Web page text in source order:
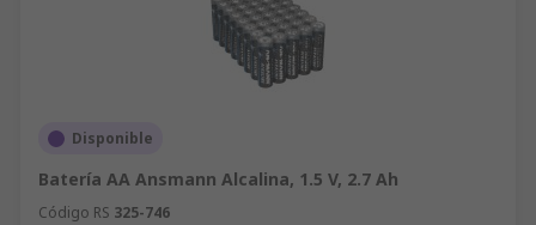
Disponible
Batería AA Ansmann Alcalina, 1.5 V, 2.7 Ah
Código RS 325-746